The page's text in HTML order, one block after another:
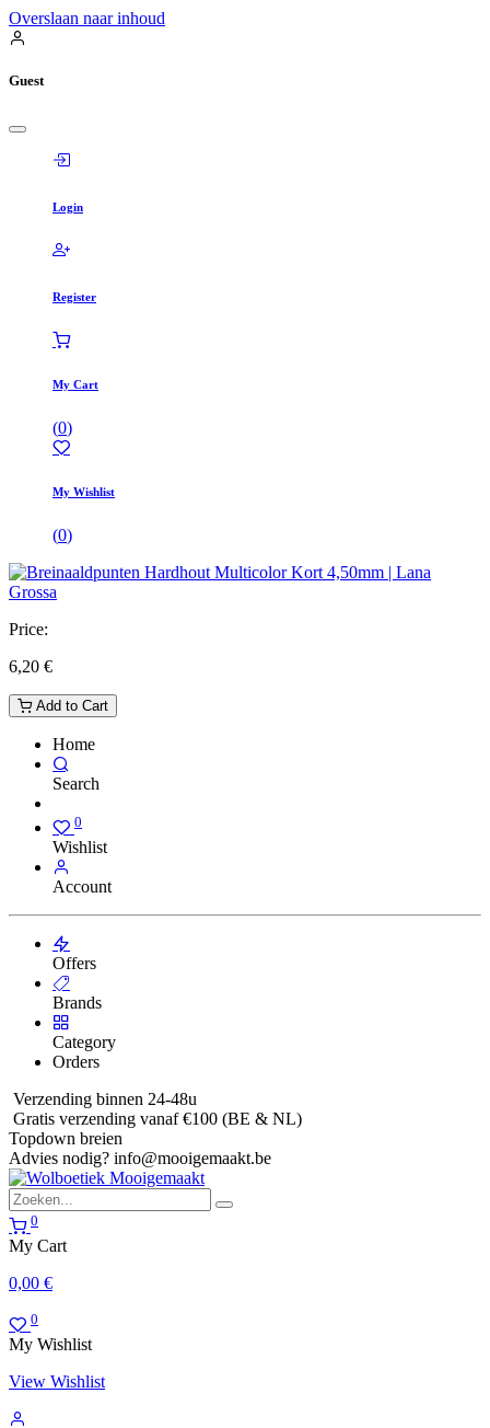
Overslaan naar inhoud
Guest
Login
Register
My Cart
(0)
My Wishlist
(0)
Price:
6,20 €
Add to Cart
Home
Search
0
Wishlist
Account
Offers
Brands
Category
Orders
Verzending binnen 24-48u
Gratis verzending vanaf €100 (BE & NL)
Topdown breien
Advies nodig? info@mooigemaakt.be
0
My Cart
0,00 €
0
My Wishlist
View Wishlist